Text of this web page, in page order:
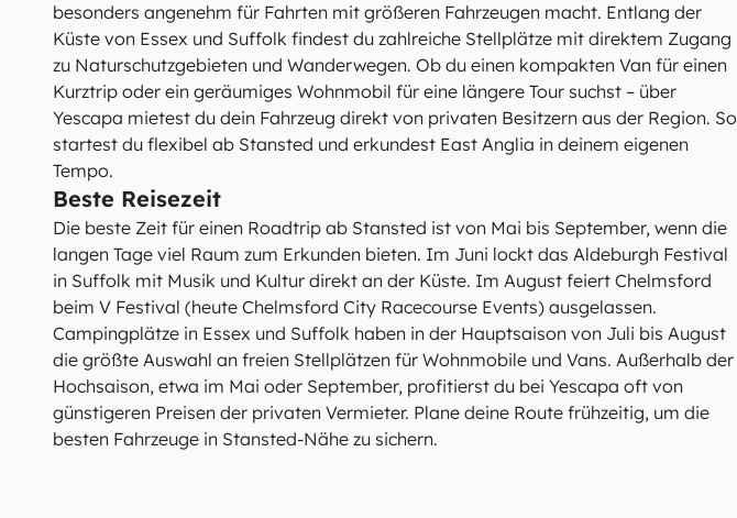
besonders angenehm für Fahrten mit größeren Fahrzeugen macht. Entlang der
Küste von Essex und Suffolk findest du zahlreiche Stellplätze mit direktem Zugang
zu Naturschutzgebieten und Wanderwegen. Ob du einen kompakten Van für einen
Kurztrip oder ein geräumiges Wohnmobil für eine längere Tour suchst – über
Yescapa mietest du dein Fahrzeug direkt von privaten Besitzern aus der Region. So
startest du flexibel ab Stansted und erkundest East Anglia in deinem eigenen
Tempo.
Beste Reisezeit
Die beste Zeit für einen Roadtrip ab Stansted ist von Mai bis September, wenn die
langen Tage viel Raum zum Erkunden bieten. Im Juni lockt das Aldeburgh Festival
in Suffolk mit Musik und Kultur direkt an der Küste. Im August feiert Chelmsford
beim V Festival (heute Chelmsford City Racecourse Events) ausgelassen.
Campingplätze in Essex und Suffolk haben in der Hauptsaison von Juli bis August
die größte Auswahl an freien Stellplätzen für Wohnmobile und Vans. Außerhalb der
Hochsaison, etwa im Mai oder September, profitierst du bei Yescapa oft von
günstigeren Preisen der privaten Vermieter. Plane deine Route frühzeitig, um die
besten Fahrzeuge in Stansted-Nähe zu sichern.